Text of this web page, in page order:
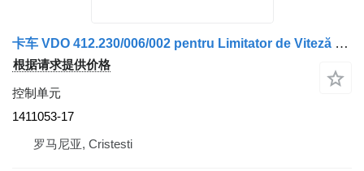
卡车 VDO 412.230/006/002 pentru Limitator de Viteză Scania 478615 的 控制单元 Unitate de Control 1411053-17
根据请求提供价格
控制单元
1411053-17
罗马尼亚, Cristesti